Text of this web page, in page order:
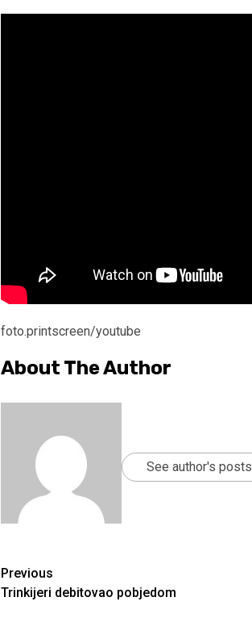
foto.printscreen/youtube
About The Author
See author's posts
Continue
Reading
Previous
Trinkijeri debitovao pobjedom